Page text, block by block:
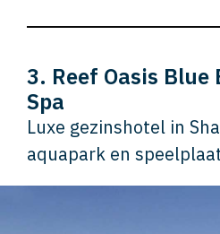
3. Reef Oasis Blue
Spa
Luxe gezinshotel in
aquapark en